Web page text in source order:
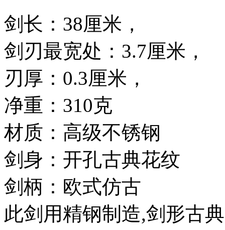
剑长：38厘米，
剑刃最宽处：3.7厘米，
刃厚：0.3厘米，
净重：310克
材质：高级不锈钢
剑身：开孔古典花纹
剑柄：欧式仿古
此剑用精钢制造,剑形古